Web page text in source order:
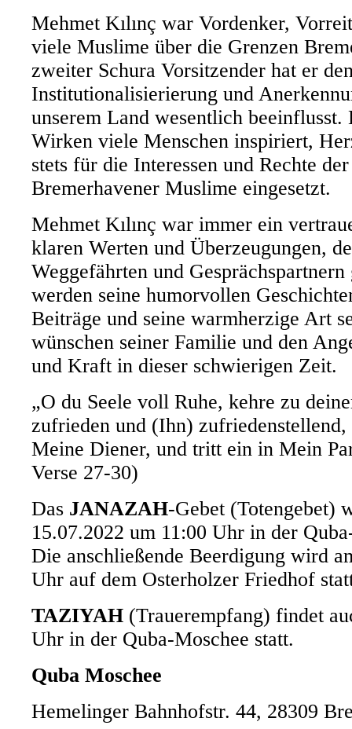
Mehmet Kılınç war Vordenker,
viele Muslime über die Grenzen
zweiter Schura Vorsitzender hat er
Institutionalisierierung und
unserem Land wesentlich beeinflusst.
Wirken viele Menschen inspiriert,
stets für die Interessen und Rechte
Bremerhavener Muslime eingesetzt.
Mehmet Kılınç war immer ein
klaren Werten und Überzeugungen,
Weggefährten und
werden seine humorvollen
Beiträge und seine warmherzige Art
wünschen seiner Familie und den
und Kraft in dieser schwierigen Zeit.
„O du Seele voll Ruhe, kehre zu
zufrieden und (Ihn)
Meine Diener, und tritt ein in Mein
Verse 27-30)
Das JANAZAH-Gebet (Totengebet)
15.07.2022 um 11:00 Uhr in der
Die anschließende Beerdigung wird
Uhr auf dem Osterholzer Friedhof
TAZIYAH (Trauerempfang) findet
Uhr in der Quba-Moschee statt.
Quba Moschee
Hemelinger Bahnhofstr. 44, 28309